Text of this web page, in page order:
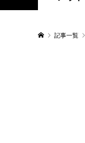
記事一覧